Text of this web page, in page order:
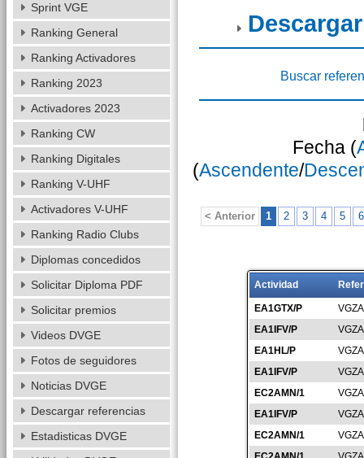
Buscar
Fecha (
(Ascendente/
< Anterior 1 2 3 4 5 6
Actividad
EA1GTX/P
EA1IFV/P
EA1HL/P
EA1IFV/P
EC2AMN/1
EA1IFV/P
EC2AMN/1
Sprint VGE
Ranking General
Ranking Activadores
Ranking 2023
Activadores 2023
Ranking CW
Ranking Digitales
Ranking V-UHF
Activadores V-UHF
Ranking Radio Clubs
Diplomas concedidos
Solicitar Diploma PDF
Solicitar premios
Videos DVGE
Fotos de seguidores
Noticias DVGE
Descargar referencias
Estadisticas DVGE